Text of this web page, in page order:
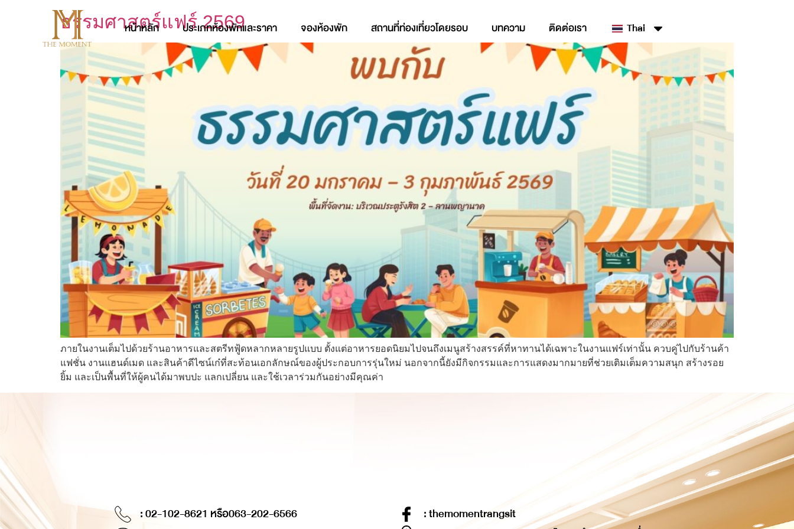
หน้าหลัก ประเภทห้องพักและราคา จองห้องพัก สถานที่ท่องเที่ยวโดยรอบ บทความ ติดต่อเรา Thai
ธรรมศาสตร์แฟร์ 2569
ภายในงานเต็มไปด้วยร้านอาหารและสตรีทฟู้ดหลากหลายรูปแบบ ตั้งแต่อาหารยอดนิยมไปจนถึงเมนูสร้างสรรค์ที่หาทานได้เฉพาะในงานแฟร์เท่านั้น ควบคู่ไปกับร้านค้า
แฟชั่น งานแฮนด์เมด และสินค้าดีไซน์เก๋ที่สะท้อนเอกลักษณ์ของผู้ประกอบการรุ่นใหม่ นอกจากนี้ยังมีกิจกรรมและการแสดงมากมายที่ช่วยเติมเต็มความสนุก สร้างรอย
ยิ้ม และเป็นพื้นที่ให้ผู้คนได้มาพบปะ แลกเปลี่ยน และใช้เวลาร่วมกันอย่างมีคุณค่า
: 02-102-8621 หรือ063-202-6566
: themomentrangsit